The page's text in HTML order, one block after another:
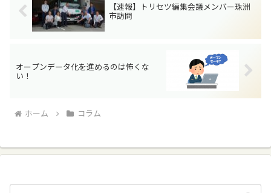
【速報】トリセツ編集会議メンバー珠洲
市訪問
オープンデータ化を進めるのは怖くな
い！
ホーム コラム